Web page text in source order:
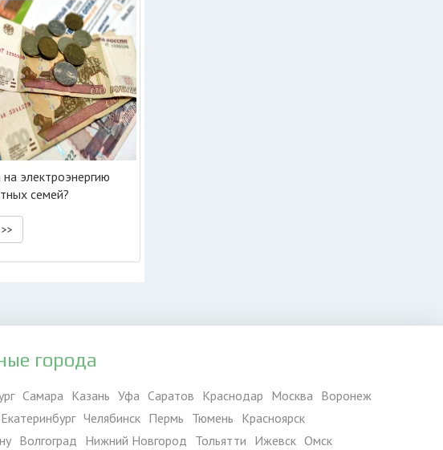
на электроэнергию
семей?
города
Самара Казань Уфа Саратов Краснодар Москва Воронеж
Екатеринбург Челябинск Пермь Тюмень Красноярск
Волгоград Нижний Новгород Тольятти Ижевск Омск